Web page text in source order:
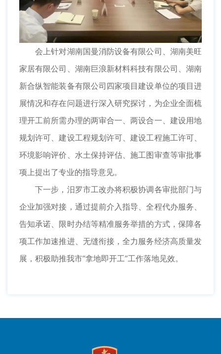
会上针对湖南国曼消防设备有限公司、湖南美旺
家居有限公司、湖南巨浪新材料科技有限公司、湖南
新合纵智能装备有限公司四家项目建设单位的项目进
展情况和存在问题进行深入研究探讨，为企业全面梳
理开工前所需办理的两审合一、两设合一、建设用地
规划许可、建设工程规划许可、建设工程施工许可、
环境影响评价、水土保持评估、施工图审查等审批事
项上提出了专业的指导意见。
下一步，汨罗市工改办将积极协调各审批部门与
企业加强对接，通过提前介入指导、全程代办服务、
告知承诺、限时办结等精准服务举措的方式，保障各
项工作加速推进、无缝衔接，全力服务经济高质量发
展，积极助推我市“拿地即开工”工作落地见效。